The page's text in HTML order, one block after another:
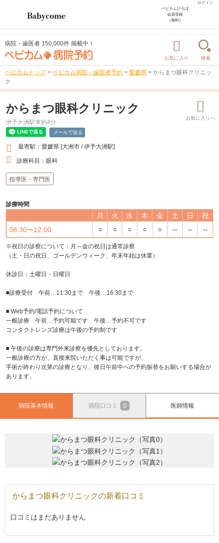
ログイン
ベビカムひろば
会員登録
（無料）
病院・歯医者 150,000件 掲載中！
お気に入り 検索
ベビカムトップ > ベビカム病院・歯医者予約 > 愛媛県 > からまつ眼科クリニッ
ク
からまつ眼科クリニック
伊予大洲駅車約4分
メールで送る
最寄駅：愛媛県 [大洲市 / 伊予大洲駅]
診療科目： 眼科
指導医・専門医
診療時間
月 火 水 木 金 土 日
祝
08:30〜12:00
○ ○ ○ ○ ○ -- -- --
※祝日の診察について：月～金の祝日は通常診察
（土・日の祝日、ゴールデンウィーク、年末年始は休業）
休診日：土曜日・日曜日
■診療受付 午前…11:30まで 午後…16:30まで
■ Web予約/電話予約について
一般診療 午前…予約可能です 午後…予約不可です
コンタクトレンズ診療は午後の予約制です
■ 午後の診療は専門外来診察を優先としております。
一般診療の方が、直接来院いただく事は可能ですが、
手術が終わり次第の診療となり、後日午前中への予約振替をお願いする場合が
あります。
病院基本情報 病院口コミ 0 医師情報
からまつ眼科クリニックの新着口コミ
口コミはまだありません